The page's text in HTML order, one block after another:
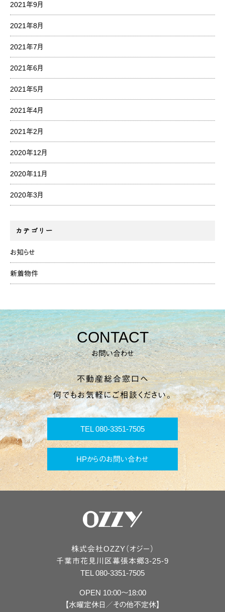
2021年9月
2021年8月
2021年7月
2021年6月
2021年5月
2021年4月
2021年2月
2020年12月
2020年11月
2020年3月
カテゴリー
お知らせ
新着物件
CONTACT
お問い合わせ
不動産総合窓口へ
何でもお気軽にご相談ください。
TEL 080-3351-7505
HPからのお問い合わせ
株式会社OZZY（オジー）
千葉市花見川区幕張本郷3-25-9
TEL 080-3351-7505
OPEN 10:00〜18:00
【水曜定休日／その他不定休】